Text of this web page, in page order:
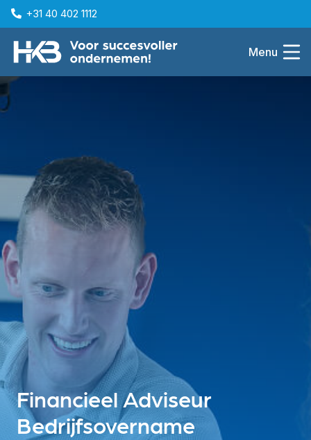
+31 40 402 1112
Menu
Financieel Adviseur
Bedrijfsovername